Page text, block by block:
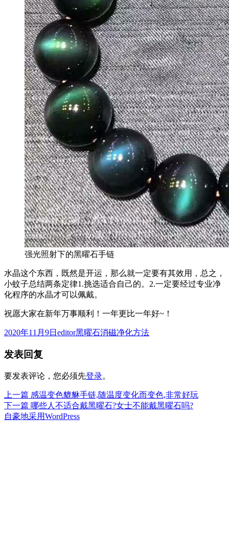
强光照射下的黑曜石手链
水晶这个东西，既然是开运，那么就一定要有其效用，总之，
小蚊子总结两条定律1.挑选适合自己的。2.一定要经过专业净
化程序的水晶才可以佩戴。
祝愿大家在新年万事顺利！一年更比一年好~！
发
于
2020年11月9日 作
editor分
黑曜石消磁净化方法
发表回复
要发表评论，您必须先登录。
文
章
上一篇 上
篇
文
感温变色貔貅手链,随温度变化而变色,非常好玩
下一篇 下
篇
哪些人不适合戴黑曜石?女士不能戴黑曜石吗?
自豪地采用WordPress